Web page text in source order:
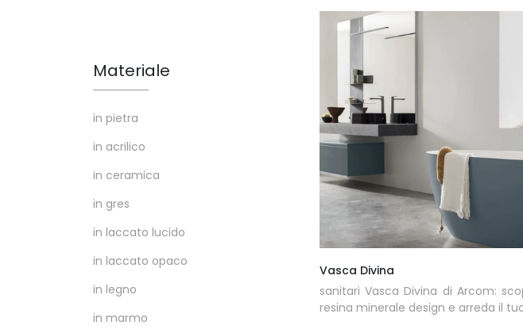
Vasca Divina
sanitari Vasca Divina di Arcom:
resina minerale design e arreda il
Materiale
in pietra
in acrilico
in ceramica
in gres
in laccato lucido
in laccato opaco
in legno
in marmo